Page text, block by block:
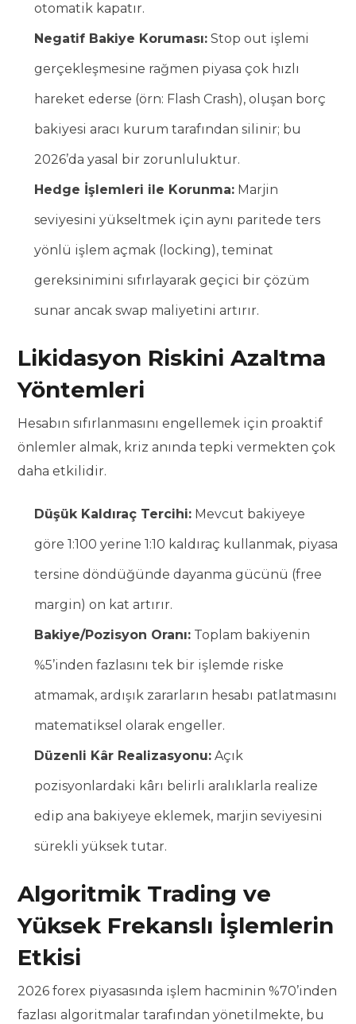
otomatik kapatır.
Negatif Bakiye Koruması: Stop out işlemi
gerçekleşmesine rağmen piyasa çok hızlı
hareket ederse (örn: Flash Crash), oluşan borç
bakiyesi aracı kurum tarafından silinir; bu
2026’da yasal bir zorunluluktur.
Hedge İşlemleri ile Korunma: Marjin
seviyesini yükseltmek için aynı paritede ters
yönlü işlem açmak (locking), teminat
gereksinimini sıfırlayarak geçici bir çözüm
sunar ancak swap maliyetini artırır.
Likidasyon Riskini Azaltma
Yöntemleri
Hesabın sıfırlanmasını engellemek için proaktif
önlemler almak, kriz anında tepki vermekten çok
daha etkilidir.
Düşük Kaldıraç Tercihi: Mevcut bakiyeye
göre 1:100 yerine 1:10 kaldıraç kullanmak, piyasa
tersine döndüğünde dayanma gücünü (free
margin) on kat artırır.
Bakiye/Pozisyon Oranı: Toplam bakiyenin
%5’inden fazlasını tek bir işlemde riske
atmamak, ardışık zararların hesabı patlatmasını
matematiksel olarak engeller.
Düzenli Kâr Realizasyonu: Açık
pozisyonlardaki kârı belirli aralıklarla realize
edip ana bakiyeye eklemek, marjin seviyesini
sürekli yüksek tutar.
Algoritmik Trading ve
Yüksek Frekanslı İşlemlerin
Etkisi
2026 forex piyasasında işlem hacminin %70’inden
fazlası algoritmalar tarafından yönetilmekte, bu